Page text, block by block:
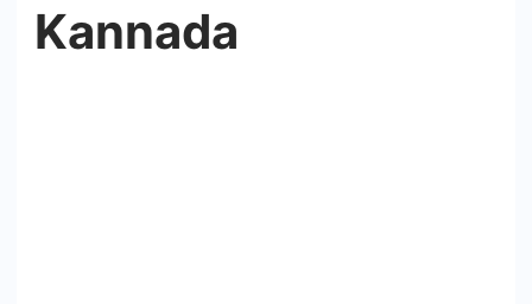
Kannada